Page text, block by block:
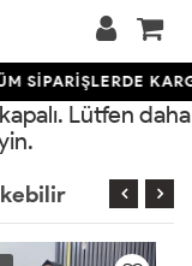
SİPARİŞLERDE
Lütfen daha